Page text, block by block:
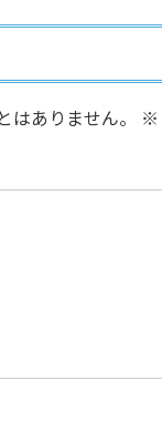
ありません。 ※